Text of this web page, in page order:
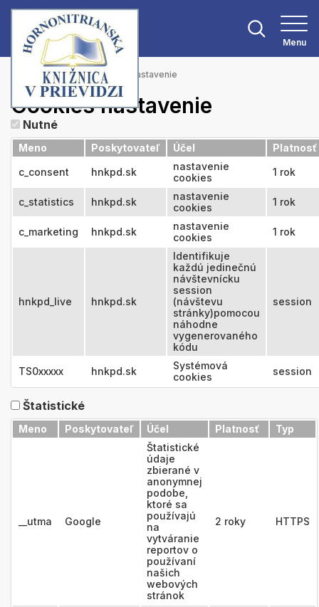
Menu
Hlavná stránka Cookies nastavenie
Cookies nastavenie
Nutné
Meno Poskytovateľ Účel
Platnosť
c_consent
hnkpd.sk
nastavenie
cookies
1 rok
c_statistics hnkpd.sk
nastavenie
cookies
1 rok
c_marketing hnkpd.sk
nastavenie
cookies
1 rok
hnkpd_live hnkpd.sk
Identifikuje
každú jedinečnú
návštevnícku
session
(návštevu
stránky)pomocou
náhodne
vygenerovaného
kódu
session
TS0xxxxx hnkpd.sk
Systémová
cookies
session
Štatistické
Meno Poskytovateľ Účel Platnosť Typ
__utma Google
Štatistické
údaje
zbierané v
anonymnej
podobe,
ktoré sa
používajú
na
vytváranie
reportov o
používaní
našich
webových
stránok
2 roky HTTPS